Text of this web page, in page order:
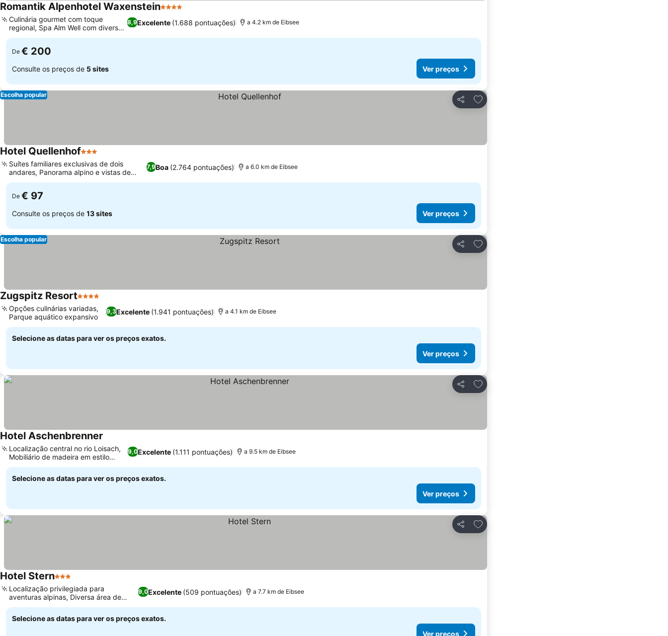
Romantik Alpenhotel Waxenstein4 Estrelas
8,9Excelente (1.688 pontuações)
Culinária gourmet com toque
regional, Spa Alm Well com diversas
ofertas
a 4.2 km de Eibsee
De € 200
Consulte os preços de 5 sites Ver preços
Partilhar
Adicionar aos favoritos
Escolha popular
Hotel Quellenhof3 Estrelas
7,9Boa (2.764 pontuações)
Suítes familiares exclusivas de dois
andares, Panorama alpino e vistas de
Zugspitze
a 6.0 km de Eibsee
De € 97
Consulte os preços de 13 sites Ver preços
Partilhar
Adicionar aos favoritos
Escolha popular
Zugspitz Resort4 Estrelas
9,3Excelente (1.941 pontuações)
Opções culinárias variadas,
Parque aquático expansivo
a 4.1 km de Eibsee
Selecione as datas para ver os preços exatos.
Ver preços
Partilhar
Adicionar aos favoritos
Hotel Aschenbrenner
9,0Excelente (1.111 pontuações)
Localização central no rio Loisach,
Mobiliário de madeira em estilo
alpino
a 9.5 km de Eibsee
Selecione as datas para ver os preços exatos.
Ver preços
Partilhar
Adicionar aos favoritos
Hotel Stern3 Estrelas
9,0Excelente (509 pontuações)
Localização privilegiada para
aventuras alpinas, Diversa área de
bem-estar e spa
a 7.7 km de Eibsee
Selecione as datas para ver os preços exatos.
Ver preços